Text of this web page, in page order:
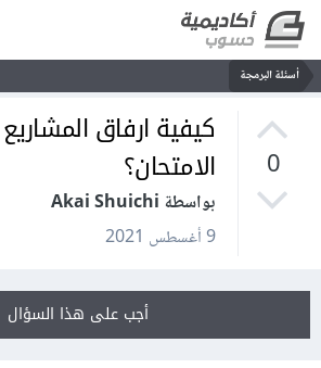
أسئلة البرمجة
0
كيفية ارفاق
الامتحان؟
بواسطة Akai Shuichi
9 أغسطس 2021
أجب على هذا السؤال